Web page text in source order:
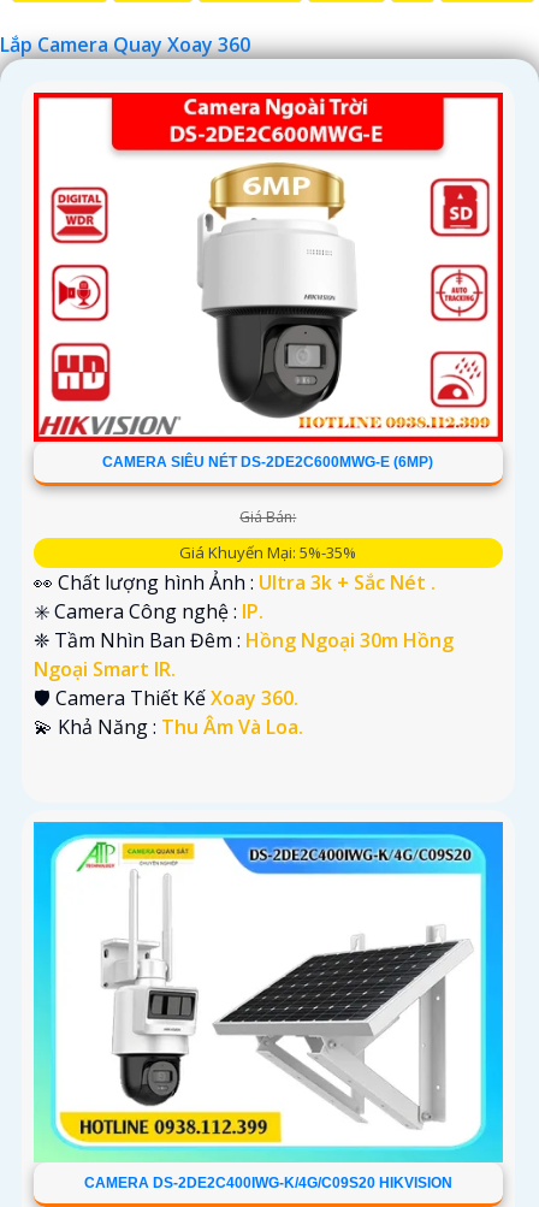
Lắp Camera Quay Xoay 360
CAMERA SIÊU NÉT DS-2DE2C600MWG-E (6MP)
Giá Bán:
Giá Khuyến Mại: 5%-35%
👀 Chất lượng hình Ảnh : Ultra 3k + Sắc Nét .
✳️ Camera Công nghệ : IP.
❈ Tầm Nhìn Ban Đêm : Hồng Ngoại 30m Hồng
Ngoại Smart IR.
🛡 Camera Thiết KếXoay 360.
️💫 Khả Năng : Thu Âm Và Loa.
CAMERA DS-2DE2C400IWG-K/4G/C09S20 HIKVISION